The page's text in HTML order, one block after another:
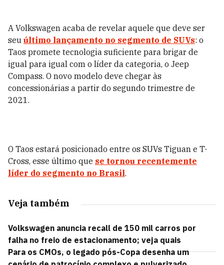
A Volkswagen acaba de revelar aquele que deve ser
seu último lançamento no segmento de SUVs: o
Taos promete tecnologia suficiente para brigar de
igual para igual com o líder da categoria, o Jeep
Compass. O novo modelo deve chegar às
concessionárias a partir do segundo trimestre de
2021.
O Taos estará posicionado entre os SUVs Tiguan e T-
Cross, esse último que se tornou recentemente
líder do segmento no Brasil.
Veja também
Volkswagen anuncia recall de 150 mil carros por
falha no freio de estacionamento; veja quais
Para os CMOs, o legado pós-Copa desenha um